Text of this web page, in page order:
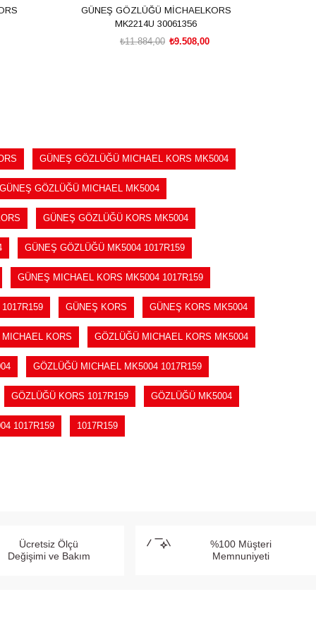
GÜNEŞ GÖZLÜĞÜ MİCHAELKORS
MK2214U 30061356
₺9.508,00
₺11.884,00
GÜNEŞ GÖZLÜĞÜ MICHAEL KORS MK5004
GÜNEŞ GÖZLÜĞÜ MICHAEL MK5004
GÜNEŞ GÖZLÜĞÜ KORS MK5004
GÜNEŞ GÖZLÜĞÜ MK5004 1017R159
GÜNEŞ MICHAEL KORS MK5004 1017R159
GÜNEŞ KORS GÜNEŞ KORS MK5004
KORS GÖZLÜĞÜ MICHAEL KORS MK5004
GÖZLÜĞÜ MICHAEL MK5004 1017R159
GÖZLÜĞÜ KORS 1017R159 GÖZLÜĞÜ MK5004
1017R159 1017R159
Ücretsiz Ölçü
Değişimi ve Bakım
%100 Müşteri
Memnuniyeti